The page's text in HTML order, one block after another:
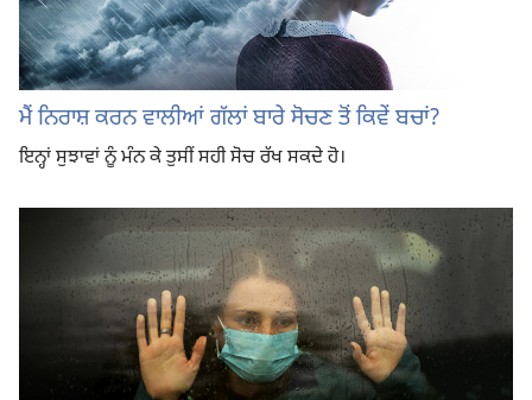
ਮੈਂ ਨਿਰਾਸ਼ ਕਰਨ ਵਾਲੀਆਂ ਗੱਲਾਂ ਬਾਰੇ ਸੋਚਣ ਤੋਂ ਕਿਵੇਂ ਬਚਾਂ?
ਇਨ੍ਹਾਂ ਸੁਝਾਵਾਂ ਨੂੰ ਮੰਨ ਕੇ ਤੁਸੀਂ ਸਹੀ ਸੋਚ ਰੱਖ ਸਕਦੇ ਹੋ।